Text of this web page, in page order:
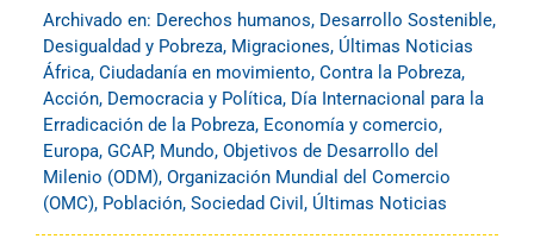
Archivado en: Derechos humanos, Desarrollo Sostenible,
Desigualdad y Pobreza, Migraciones, Últimas Noticias
África, Ciudadanía en movimiento, Contra la Pobreza,
Acción, Democracia y Política, Día Internacional para la
Erradicación de la Pobreza, Economía y comercio,
Europa, GCAP, Mundo, Objetivos de Desarrollo del
Milenio (ODM), Organización Mundial del Comercio
(OMC), Población, Sociedad Civil , Últimas Noticias